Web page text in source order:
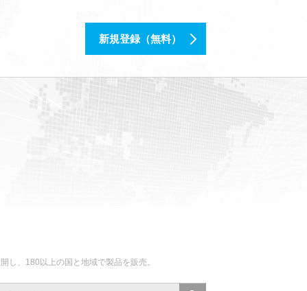
新規登録（無料）
し、180以上の国と地域で製品を販売。